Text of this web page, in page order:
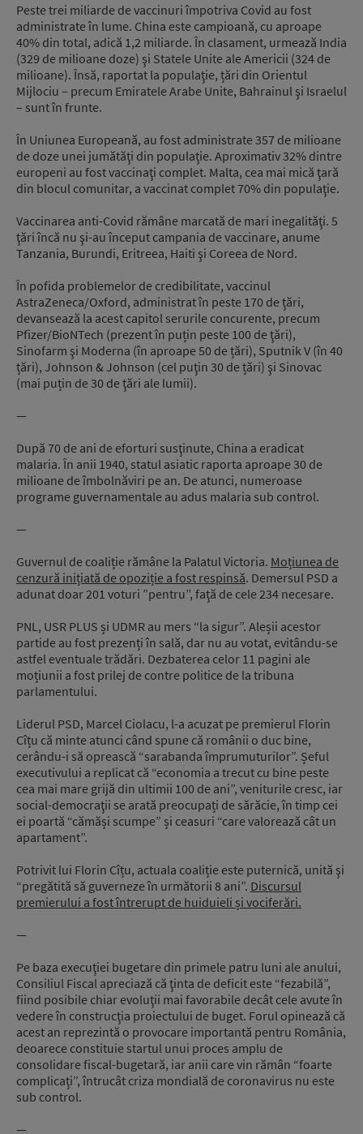
Peste trei miliarde de vaccinuri împotriva Covid au fost
administrate în lume. China este campioană, cu aproape
40% din total, adică 1,2 miliarde. În clasament, urmează India
(329 de milioane doze) şi Statele Unite ale Americii (324 de
milioane). Însă, raportat la populaţie, țări din Orientul
Mijlociu – precum Emiratele Arabe Unite, Bahrainul şi Israelul
– sunt în frunte.
În Uniunea Europeană, au fost administrate 357 de milioane
de doze unei jumătăţi din populaţie. Aproximativ 32% dintre
europeni au fost vaccinaţi complet. Malta, cea mai mică ţară
din blocul comunitar, a vaccinat complet 70% din populaţie.
Vaccinarea anti-Covid rămâne marcată de mari inegalităţi. 5
ţări încă nu şi-au început campania de vaccinare, anume
Tanzania, Burundi, Eritreea, Haiti şi Coreea de Nord.
În pofida problemelor de credibilitate, vaccinul
AstraZeneca/Oxford, administrat în peste 170 de ţări,
devansează la acest capitol serurile concurente, precum
Pfizer/BioNTech (prezent în puțin peste 100 de ţări),
Sinofarm şi Moderna (în aproape 50 de țări), Sputnik V (în 40
țări), Johnson & Johnson (cel puţin 30 de țări) şi Sinovac
(mai puțin de 30 de ţări ale lumii).
—
După 70 de ani de eforturi susţinute, China a eradicat
malaria. În anii 1940, statul asiatic raporta aproape 30 de
milioane de îmbolnăviri pe an. De atunci, numeroase
programe guvernamentale au adus malaria sub control.
—
Guvernul de coaliție rămâne la Palatul Victoria. Moțiunea de
cenzură inițiată de opoziție a fost respinsă. Demersul PSD a
adunat doar 201 voturi ”pentru”, faţă de cele 234 necesare.
PNL, USR PLUS și UDMR au mers “la sigur”. Aleșii acestor
partide au fost prezenți în sală, dar nu au votat, evitându-se
astfel eventuale trădări. Dezbaterea celor 11 pagini ale
moțiunii a fost prilej de contre politice de la tribuna
parlamentului.
Liderul PSD, Marcel Ciolacu, l-a acuzat pe premierul Florin
Cîțu că minte atunci când spune că românii o duc bine,
cerându-i să oprească “sarabanda împrumuturilor”. Șeful
executivului a replicat că “economia a trecut cu bine peste
cea mai mare grijă din ultimii 100 de ani”, veniturile cresc, iar
social-democraţii se arată preocupați de sărăcie, în timp cei
ei poartă “cămăși scumpe” și ceasuri “care valorează cât un
apartament”.
Potrivit lui Florin Cîțu, actuala coaliție este puternică, unită şi
“pregătită să guverneze în următorii 8 ani”. Discursul
premierului a fost întrerupt de huiduieli și vociferări.
—
Pe baza execuţiei bugetare din primele patru luni ale anului,
Consiliul Fiscal apreciază că ţinta de deficit este “fezabilă”,
fiind posibile chiar evoluţii mai favorabile decât cele avute în
vedere în construcţia proiectului de buget. Forul opinează că
acest an reprezintă o provocare importantă pentru România,
deoarece constituie startul unui proces amplu de
consolidare fiscal-bugetară, iar anii care vin rămân “foarte
complicaţi”, întrucât criza mondială de coronavirus nu este
sub control.
—